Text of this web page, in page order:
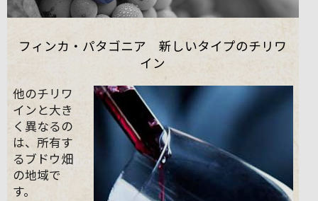
フィンカ・パタゴニア 新しいタイプのチリワ
イン
他のチリワ
インと大き
く異なるの
は、所有す
るブドウ畑
の地域で
す。